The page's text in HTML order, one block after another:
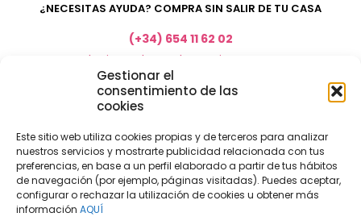
Gestionar el
consentimiento de las
cookies
Este sitio web utiliza cookies propias y de terceros para analizar
nuestros servicios y mostrarte publicidad relacionada con tus
preferencias, en base a un perfil elaborado a partir de tus hábitos
de navegación (por ejemplo, páginas visitadas). Puedes aceptar,
configurar o rechazar la utilización de cookies u obtener más
información AQUÍ
¿NECESITAS AYUDA? COMPRA SIN SALIR DE TU CASA
(+34) 654 11 62 02
marketing@electrodomesticosacosta.es
Tienda de muebles en Fuengirola
Tienda de muebles en Torremolinos
Tienda de muebles en Benalmádena
Tienda de muebles en el Rincón de la Victoria
Tienda de electrodomésticos en Málaga